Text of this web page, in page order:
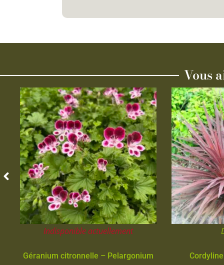
Vous
Indisponible actuellement
Géranium citronnelle – Pelargonium